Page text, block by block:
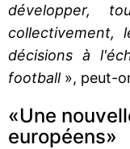
développer,
collectivement,
décisions à
football», peut-
«Une
européens»